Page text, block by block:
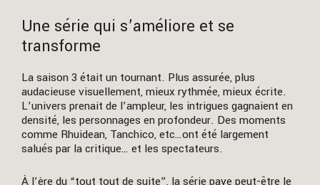
Une série qui s’améliore et se
transforme
La saison 3 était un tournant. Plus assurée, plus
audacieuse visuellement, mieux rythmée, mieux écrite.
L’univers prenait de l’ampleur, les intrigues gagnaient en
densité, les personnages en profondeur. Des moments
comme Rhuidean, Tanchico, etc…ont été largement
salués par la critique… et les spectateurs.
À l’ère du “tout tout de suite”, la série paye peut-être le